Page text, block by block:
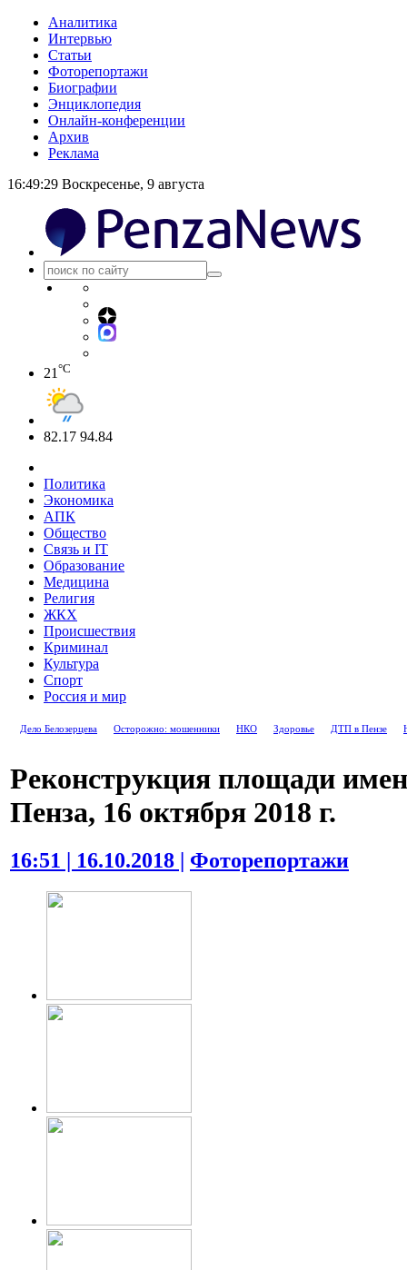
Аналитика
Интервью
Статьи
Фоторепортажи
Биографии
Энциклопедия
Онлайн-конференции
Архив
Реклама
16:49:30 Воскресенье, 9 августа
21 °C
82.17 94.84
Политика
Экономика
АПК
Общество
Связь и IT
Образование
Медицина
Религия
ЖКХ
Происшествия
Криминал
Культура
Спорт
Россия и мир
Дело Белозерцева Осторожно: мошенники НКО Здоровье ДТП в Пензе
Реконструкция площади
Пенза, 16 октября 2018 г.
16:51 | 16.10.2018 | Фоторепортажи